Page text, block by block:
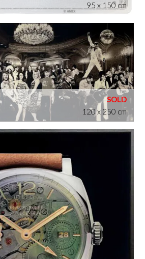
95 x 150 cm
120 x 250 cm